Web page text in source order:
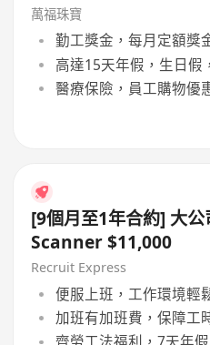
萬福珠寶
勤工獎金，每月定額獎
高達15天年假，生日假
醫療保險，員工購物優
[9個月至1年合約] 大
Scanner $11,000
Recruit Express
便服上班，工作環境輕
加班有加班費，保障工